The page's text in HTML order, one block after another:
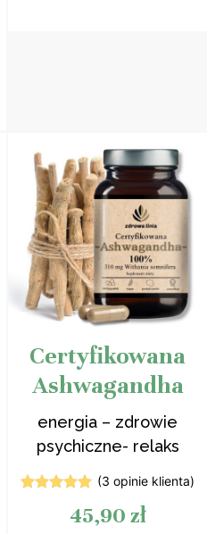
Certyfikowana
Ashwagandha
energia – zdrowie
psychiczne- relaks
na 5
(3 opinie klienta)
45,90 zł